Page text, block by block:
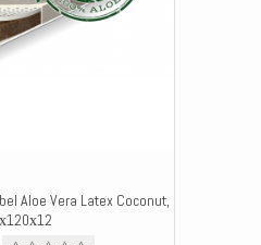
Aloe Vera Latex Coconut,